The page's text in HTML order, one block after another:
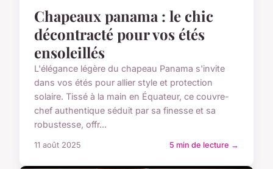
Chapeaux panama : le chic
décontracté pour vos étés
ensoleillés
L'élégance légère du chapeau Panama s'invite
dans vos étés pour allier style et protection
solaire. Tissé à la main en Équateur, ce couvre-
chef authentique séduit par sa finesse et sa
robustesse, offr...
11 août 2025 5 min de lecture →